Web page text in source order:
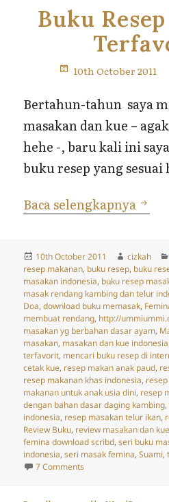
Buku
10th October 2011
Bertahun-tahun saya
masakan dan kue –
hehe -, baru kali ini
buku resep yang sesuai
Baca selengkapnya
Posted
on
10th October 2011 Author
cizkah
resep makanan, buku resep, buku
masakan indonesia, buku resep
masak rendang kambing dan telur
Doa,download buku memasak,
membuat rendang, http://
masakan yg berbahan dasar ayam,
masakan, masakan dan kue
terfavorit, mencari buku resep di
cetak kue, resep makan anak paud,
resep makanan khas indonesia,
makanan untuk anak usia dini, resep
dengan bahan dasar daging kambing,
indonesia, resep masakan telur ikan,
Review Buku, review masakan dan
femina download scribd,seri buku
indonesia,seri masak femina,Suami,
7 Commentson Buku Resep